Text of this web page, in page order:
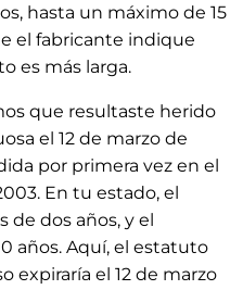
hasta un máximo de 15
el fabricante indique
es más larga.
que resultaste herido
el 12 de marzo de
por primera vez en el
En tu estado, el
dos años, y el
años. Aquí, el estatuto
expiraría el 12 de marzo